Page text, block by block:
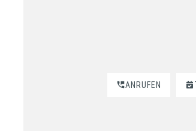
ANRUFEN